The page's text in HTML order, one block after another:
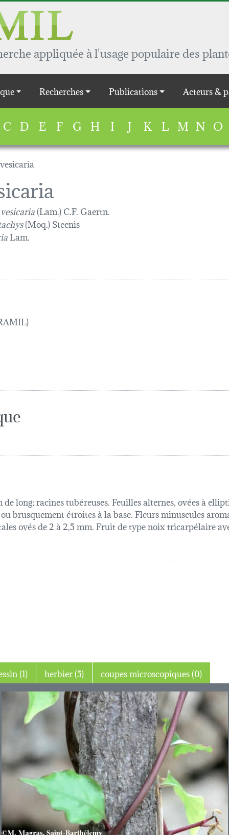
appliquée à l'usage populaire des
Recherches Publications Acteurs &
C D E F G H I J K L M N O
(Lam.) C.F. Gaertn.
(Moq.) Steenis
Lam.
long; racines tubéreuses. Feuilles alternes, ovées à
brusquement étroites à la base. Fleurs minuscules
ovés de 2 à 2,5 mm. Fruit de type noix tricarpélaire
dessin (1) herbier (5) coupes microscopiques (0)